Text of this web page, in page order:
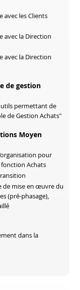
avec les Clients
avec la Direction
avec la Direction
de gestion
permettant de
de Gestion Achats"
Moyen
pour
Achats
de mise en œuvre du
(pré-phasage),
dans la